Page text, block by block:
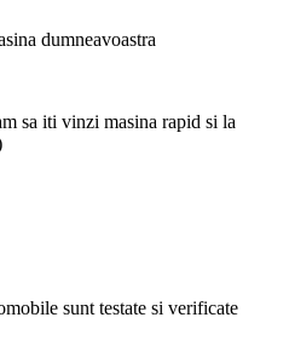
dumneavoastra
sa iti vinzi masina rapid si la
sunt testate si verificate